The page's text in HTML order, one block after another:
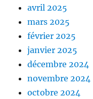
avril 2025
mars 2025
février 2025
janvier 2025
décembre 2024
novembre 2024
octobre 2024